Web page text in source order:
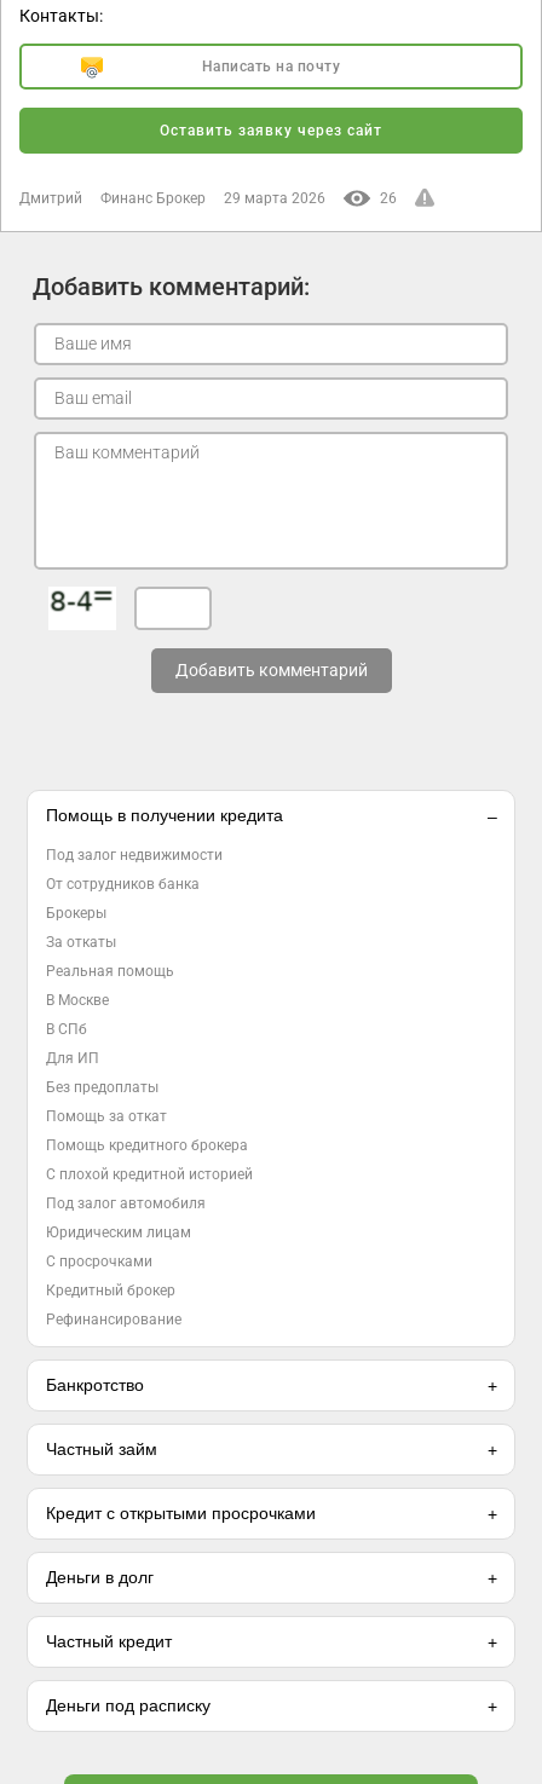
Контакты:
Написать на почту
Оставить заявку через сайт
Дмитрий Финанс Брокер 29 марта 2026 26
Добавить комментарий:
Добавить комментарий
Помощь в получении кредита
Под залог недвижимости
От сотрудников банка
Брокеры
За откаты
Реальная помощь
В Москве
В СПб
Для ИП
Без предоплаты
Помощь за откат
Помощь кредитного брокера
С плохой кредитной историей
Под залог автомобиля
Юридическим лицам
С просрочками
Кредитный брокер
Рефинансирование
Банкротство
Частный займ
Кредит с открытыми просрочками
Деньги в долг
Частный кредит
Деньги под расписку